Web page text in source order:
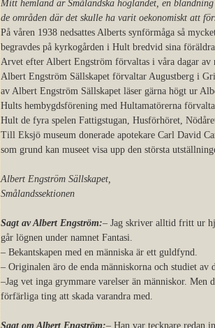
Mitt hemland är Småländska höglandet, en
de områden där det skulle ha varit oekonomiskt att
På våren 1938 nedsattes Alberts synförmåga så
begravdes på kyrkogården i Hult bredvid sina
Arvet efter Albert Engström förvaltas i våra dagar av
Albert Engström Sällskapet förvaltar Augustberg i
av Albert Engström Sällskapet läser gärna högt ur
Hults hembygdsförening med Hultamatörerna
Hult de fyra spelen Fattigstugan, Husförhöret,
Till Eksjö museum donerade apotekare Carl David
som grund kan museet visa upp den största
Albert Engström Sällskapet,
Smålandssektionen
Sagt av Albert Engström:– Jag skriver alltid fritt ur
går lögnen under namnet Fantasi.
– Bekantskapen med en människa är ett guldfynd.
– Originalen äro de enda människorna och studiet av
–Jag vet inga grymmare varelser än människor.
förfärliga ting att skada varandra med.
Sagt om Albert Engström:– Han var tecknare redan